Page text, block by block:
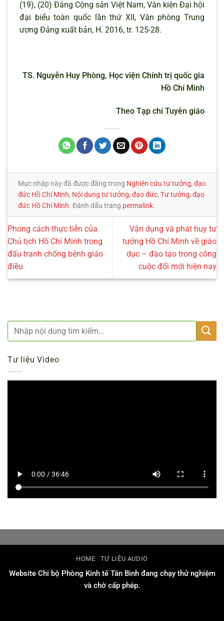
(19), (20) Đảng Cộng sản Việt Nam, Văn kiện Đại hội
đại biểu toàn quốc lần thứ XII, Văn phòng Trung
ương Đảng xuất bản, H. 2016, tr. 125-28.
TS. Nguyễn Huy Phòng, Học viện Chính trị quốc gia
Hồ Chí Minh
Theo Tạp chí Tuyên giáo
Mục nhập này đã được đăng trong Nghiên cứu tư tưởng, đạo
đức Hồ Chí Minh, Nội dung tư tưởng, đạo đức, Tư tưởng, đạo
đức Hồ Chí Minh. Đánh dấu trang permalink.
Phong cách thực tiễn của
Chủ tịch Hồ Chí Minh trong
đấu tranh chống bệnh giáo
điều
Vận dụng và phát huy tư
tưởng Hồ Chí Minh về giáo
dục – đào tạo trong công
cuộc đổi mới hiện nay
Tư liệu Video
HOME TƯ LIỆU AUDIO
Website Chi bộ Phòng Kinh tế Tân Bình đang chạy thử nghiệm
và chờ cấp phép.